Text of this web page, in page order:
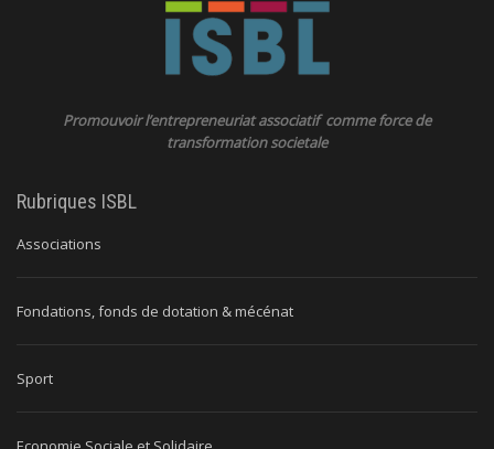
Promouvoir l’entrepreneuriat associatif comme force de
transformation societale
Rubriques ISBL
Associations
Fondations, fonds de dotation & mécénat
Sport